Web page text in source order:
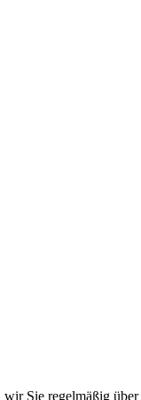
Sie regelmäßig über